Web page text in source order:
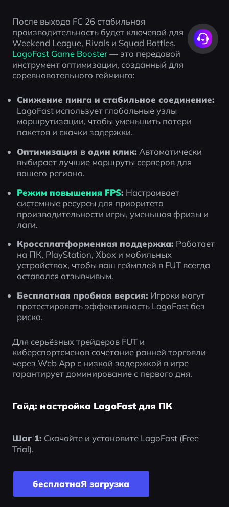
После выхода FC 26 стабильная
производительность будет ключевой для
Weekend League, Rivals и Squad Battles.
LagoFast Game Booster — это передовой
инструмент оптимизации, созданный для
соревновательного гейминга:
Снижение пинга и стабильное соединение:
LagoFast использует глобальные узлы
маршрутизации, чтобы уменьшить потери
пакетов и скачки задержки.
Оптимизация в один клик: Автоматически
выбирает лучшие маршруты серверов для
вашего региона.
Режим повышения FPS: Настраивает
системные ресурсы для приоритета
производительности игры, уменьшая фризы и
лаги.
Кроссплатформенная поддержка: Работает
на ПК, PlayStation, Xbox и мобильных
устройствах, чтобы ваш геймплей в FUT всегда
оставался отзывчивым.
Бесплатная пробная версия: Игроки могут
протестировать эффективность LagoFast без
риска.
Для серьёзных трейдеров FUT и
киберспортсменов сочетание ранней торговли
через Web App с низкой задержкой в игре
гарантирует доминирование с первого дня.
Гайд: настройка LagoFast для ПК
Шаг 1: Скачайте и установите LagoFast (Free
Trial).
бесплатнаЯ загрyзка